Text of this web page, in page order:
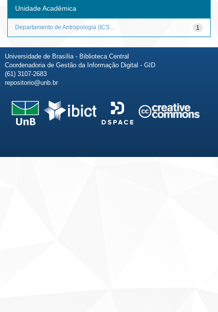
Unidade Acadêmica
1
Departamento de Antropologia (ICS...
Universidade de Brasília - Biblioteca Central
Coordenadoria de Gestão da Informação Digital - GID
(61) 3107-2683
repositorio@unb.br